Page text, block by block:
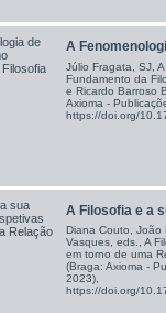
A
Júlio Fragata, SJ,
Fundamento da
e Ricardo Barroso
Axioma -
https://doi.org/
A Filosofia e a
Diana Couto, João
Vasques, eds., A
em torno de uma
(Braga: Axioma -
2023),
https://doi.org/